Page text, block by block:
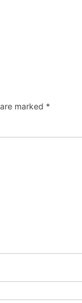
marked *